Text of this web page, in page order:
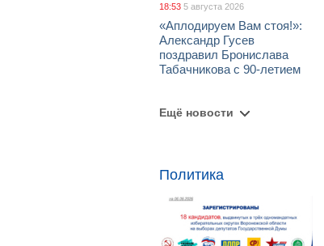
18:53 5 августа 2026
«Аплодируем Вам стоя!»:
Александр Гусев
поздравил Бронислава
Табачникова с 90-летием
Ещё новости
Политика